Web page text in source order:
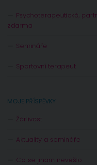
Psychoterapeutická,
zdarma
Semináře
Sportovní terapeut
MOJE PŘÍSPĚVKY
Žárlivost
Aktuality a semináře
Co se jinam nevešlo